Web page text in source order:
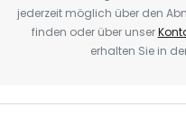
jederzeit möglich über den
finden oder über unser
erhalten Sie in